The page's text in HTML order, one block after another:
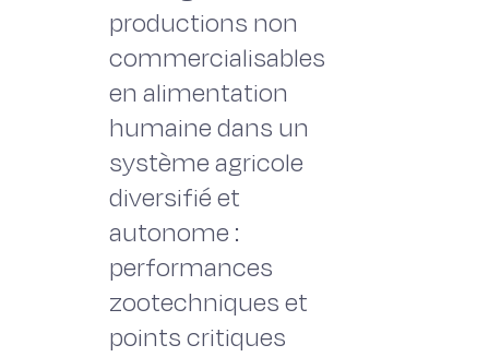
productions non
commercialisables
en alimentation
humaine dans un
système agricole
diversifié et
autonome :
performances
zootechniques et
points critiques